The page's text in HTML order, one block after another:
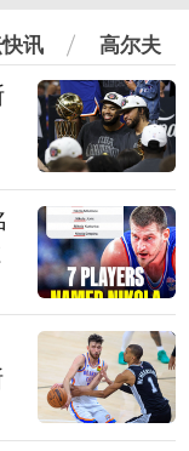
讯 高尔夫